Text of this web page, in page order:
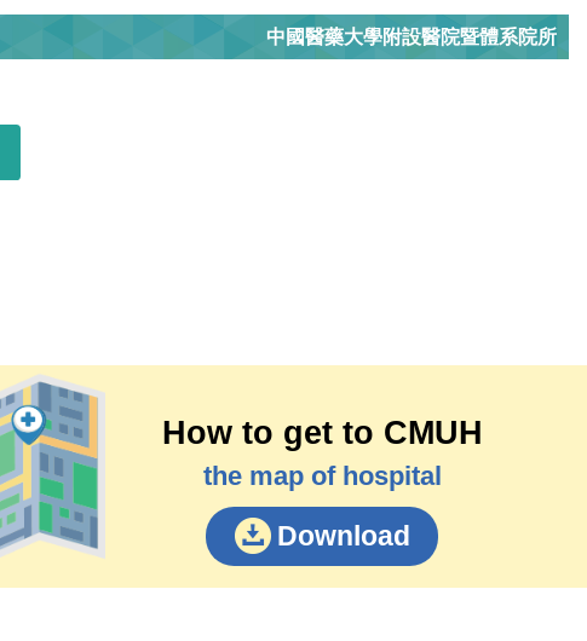
中國醫藥大學附設醫院暨體系院所
How to get to CMUH
the map of hospital
Download